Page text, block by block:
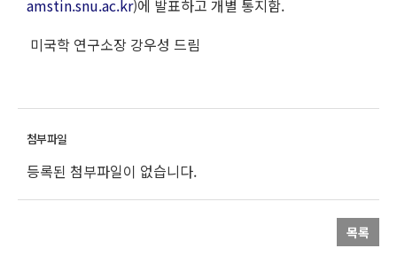
amstin.snu.ac.kr)에 발표하고 개별 통지함.
미국학 연구소장 강우성 드림
등록된 첨부파일이 없습니다.
목록